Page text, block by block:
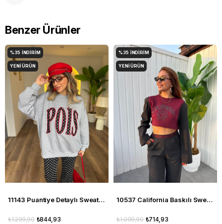
Benzer Ürünler
11143 Puantiye Detaylı Sweatshirt
₺844,93
₺1.299,90
%35 İNDIRIM
YENI ÜRÜN
10537 California Baskılı Sweatshirt
₺714,93
₺1.099,90
%35 İNDIRIM
YENI ÜRÜN